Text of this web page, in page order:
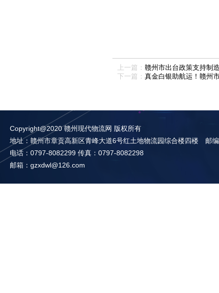
上一篇： 赣州市出台政策支持制
下一篇： 真金白银助航运！赣州
Copyright@2020 赣州现代物流网 版权所有
地址：赣州市章贡高新区青峰大道6号红土地物流园综合楼四楼 邮
电话：0797-8082299 传真：0797-8082298
邮箱：gzxdwl@126.com